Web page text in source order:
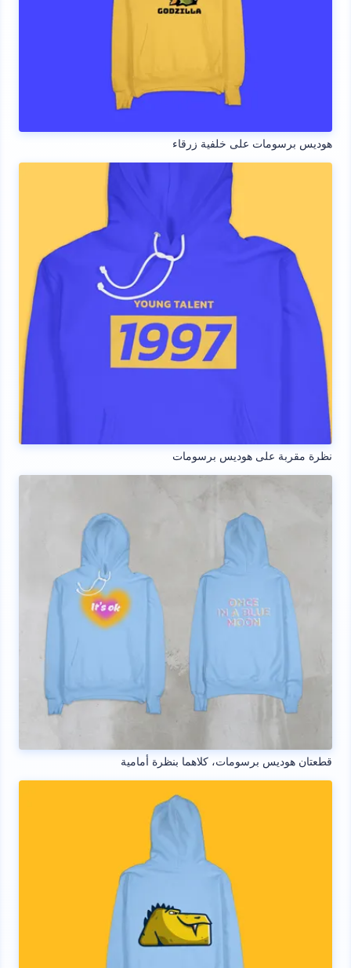
هوديس برسومات على خلفية زرقاء
نظرة مقربة على هوديس برسومات
قطعتان هوديس برسومات، كلاهما بنظرة أمامية